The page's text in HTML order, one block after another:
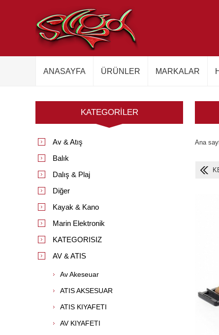
ANASAYFA ÜRÜNLER MARKALAR
Ana
KATEGORILER
Av & Atış
Balık
Dalış & Plaj
Diğer
Kayak & Kano
Marin Elektronik
KATEGORISIZ
AV & ATIS
Av Akeseuar
ATIS AKSESUAR
ATIS KIYAFETI
AV KIYAFETI